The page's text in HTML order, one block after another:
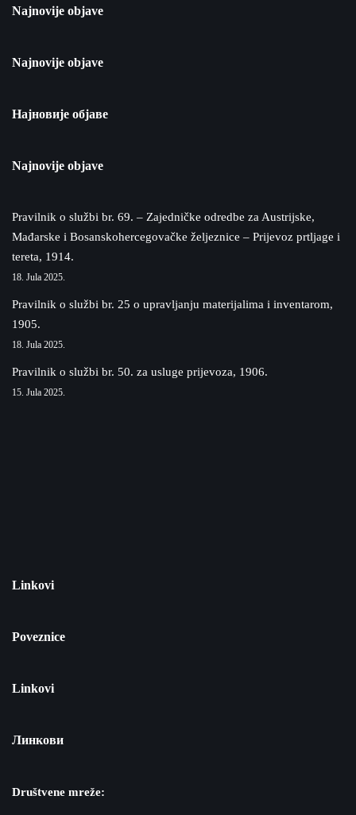
Najnovije objave
Najnovije objave
Најновије објаве
Najnovije objave
Pravilnik o službi br. 69. – Zajedničke odredbe za Austrijske,
Mađarske i Bosanskohercegovačke željeznice – Prijevoz prtljage i
tereta, 1914.
18. Jula 2025.
Pravilnik o službi br. 25 o upravljanju materijalima i inventarom,
1905.
18. Jula 2025.
Pravilnik o službi br. 50. za usluge prijevoza, 1906.
15. Jula 2025.
Linkovi
Poveznice
Linkovi
Линкови
Društvene mreže: